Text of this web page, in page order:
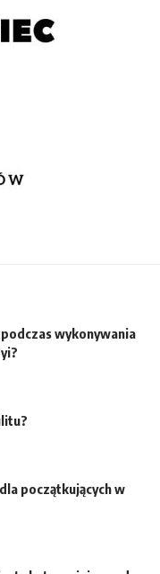
wykonywania
początkujących w